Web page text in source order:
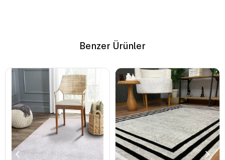
Benzer Ürünler